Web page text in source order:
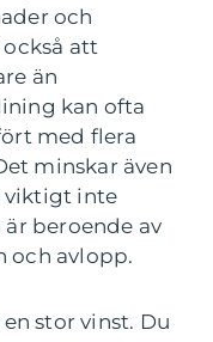
och
att
än
kan ofta
med flera
minskar även
viktigt inte
beroende av
och avlopp.
stor vinst. Du